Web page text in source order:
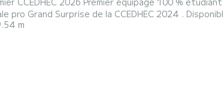
EDHEC 2027 ,Spi Ouest France 2027 , Nuit de
sur : ARMOR CUP
m